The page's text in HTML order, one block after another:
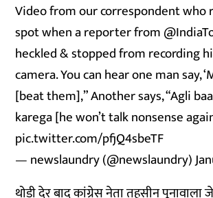
Video from our correspondent who
spot when a reporter from
heckled & stopped from recording
camera. You can hear one man say,
[beat them],” Another says, “Agli
karega [he won’t talk nonsense
pic.twitter.com/pfjQ4sbeTF
— newslaundry (@newslaundry)
थोड़ी देर बाद कांग्रेस नेता तहसीन